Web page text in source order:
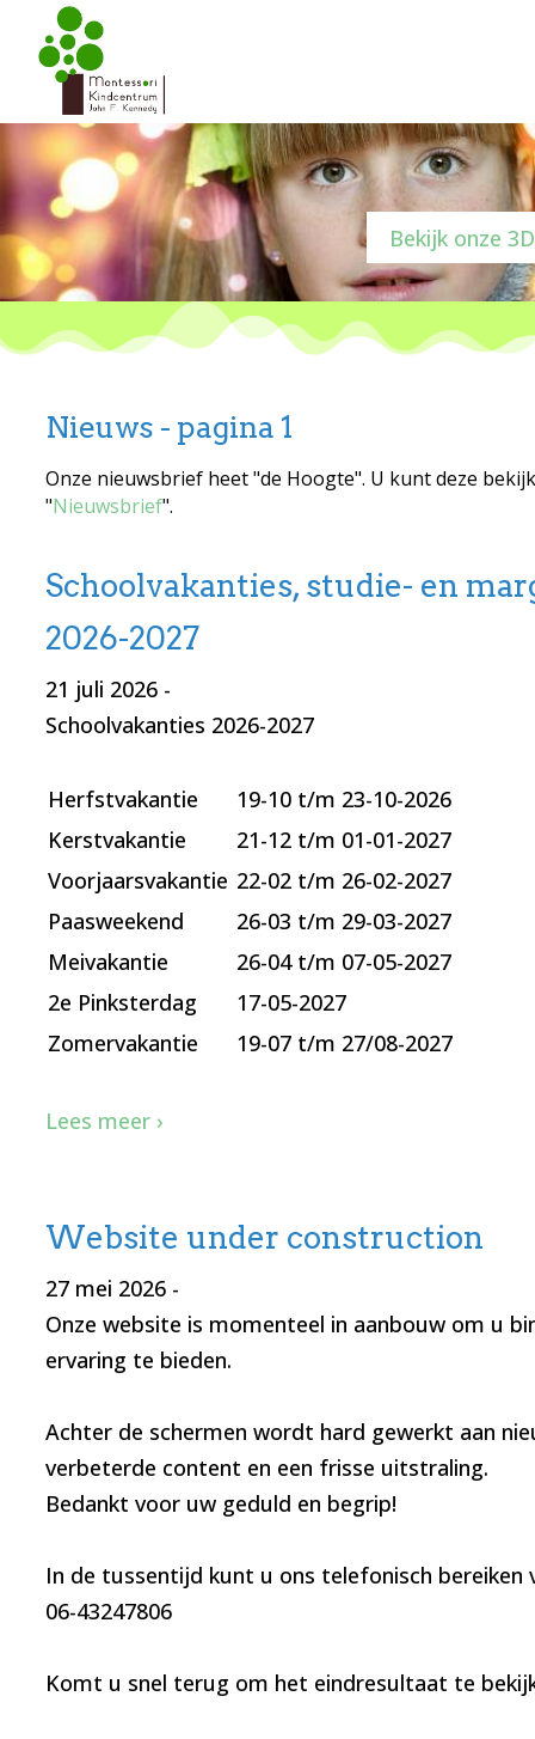
Bekijk onze
Nieuws - pagina 1
Onze nieuwsbrief heet "de Hoogte". U kunt deze
"Nieuwsbrief".
Schoolvakanties, studie- en
2026-2027
21 juli 2026-
Schoolvakanties 2026-2027
Herfstvakantie
19-10 t/m 23-10-2026
Kerstvakantie
21-12 t/m 01-01-2027
Voorjaarsvakantie 22-02 t/m 26-02-2027
Paasweekend
26-03 t/m 29-03-2027
Meivakantie
26-04 t/m 07-05-2027
2e Pinksterdag
17-05-2027
Zomervakantie
19-07 t/m 27/08-2027
Lees meer ›
Website under construction
27 mei 2026-
Onze website is momenteel in aanbouw om u
ervaring te bieden.
Achter de schermen wordt hard gewerkt aan
verbeterde content en een frisse uitstraling.
Bedankt voor uw geduld en begrip!
In de tussentijd kunt u ons telefonisch
06-43247806
Komt u snel terug om het eindresultaat te